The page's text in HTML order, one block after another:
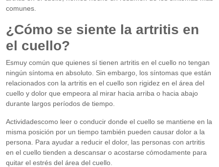
comunes.
¿Cómo se siente la artritis en
el cuello?
Esmuy común que quienes sí tienen artritis en el cuello no tengan
ningún síntoma en absoluto. Sin embargo, los síntomas que están
relacionados con la artritis en el cuello son rigidez en el área del
cuello y dolor que empeora al mirar hacia arriba o hacia abajo
durante largos períodos de tiempo.
Actividadescomo leer o conducir donde el cuello se mantiene en la
misma posición por un tiempo también pueden causar dolor a la
persona. Para ayudar a reducir el dolor, las personas con artritis
en el cuello tienden a descansar o acostarse cómodamente para
quitar el estrés del área del cuello.